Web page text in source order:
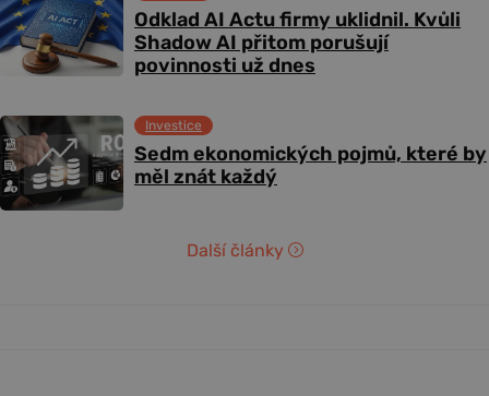
Odklad AI Actu firmy uklidnil. Kvůli
Shadow AI přitom porušují
povinnosti už dnes
Sedm ekonomických pojmů, které by
měl znát každý
Investice
Další články